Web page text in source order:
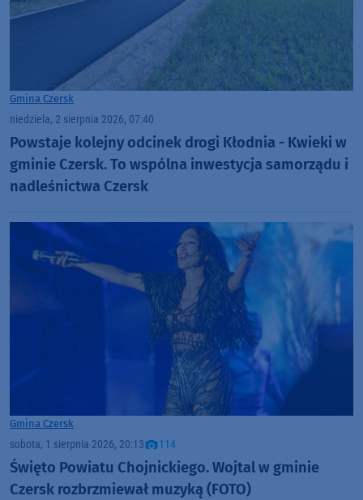
Gmina Czersk
niedziela, 2 sierpnia 2026, 07:40
Powstaje kolejny odcinek drogi Kłodnia - Kwieki w
gminie Czersk. To wspólna inwestycja samorządu i
nadleśnictwa Czersk
Gmina Czersk
sobota, 1 sierpnia 2026, 20:13 114
Święto Powiatu Chojnickiego. Wojtal w gminie
Czersk rozbrzmiewał muzyką (FOTO)